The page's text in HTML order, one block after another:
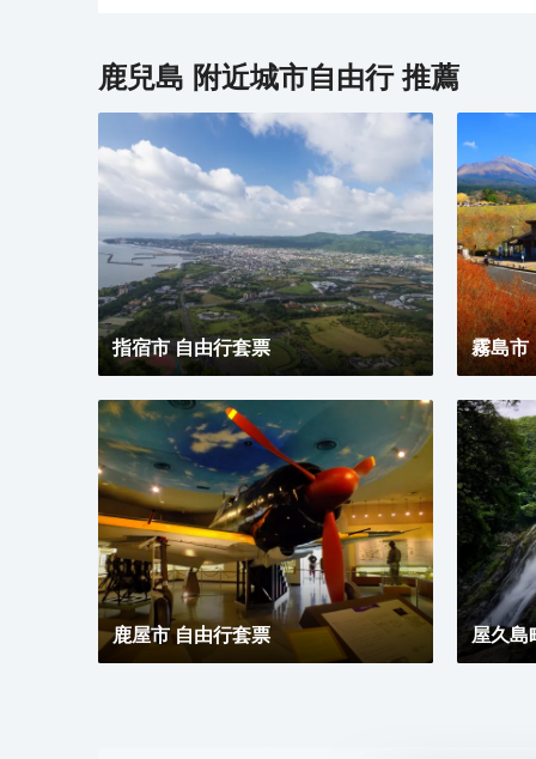
餐。每天 7:00 至 9:00 提供收費的自助式早餐。 特色
服務/設施包括24 小時前台服務、行李寄存和洗衣設
施。這家酒店擁有 5 間會議室，可用來舉辦活動。酒
店提供收費自助停車。 有 34 間客房提供冰箱和平板電
視；您定能在旅途中找到家的舒適。提供免費無線網
絡，方便您與朋友保持聯繫。配備淋浴/盆浴組合的浴
室提供浸泡浴缸和免費洗浴用品。
鹿兒島 附近城市自由行 推薦
指宿市 自由行套票 霧島市
鹿屋市 自由行套票 屋久島